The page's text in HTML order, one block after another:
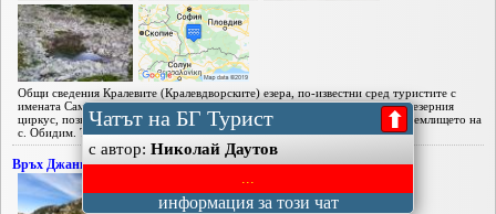
Общи сведения Кралевите (Кралевдворските) езера, по-известни сред туристите с
имената Самодивски и Момини, лежат в един малък, вторичен на Поповоезерния
циркус, познат в научната литература като Кралевдворски. Намират се в землището на
с. Обидим. Те са 11 на брой, много малки – с обща площ от едва ...
Връх Джангал (Сиврия)
Чатът на БГ Турист ⬆
с автор: Николай Даутов
...
информация за този чат